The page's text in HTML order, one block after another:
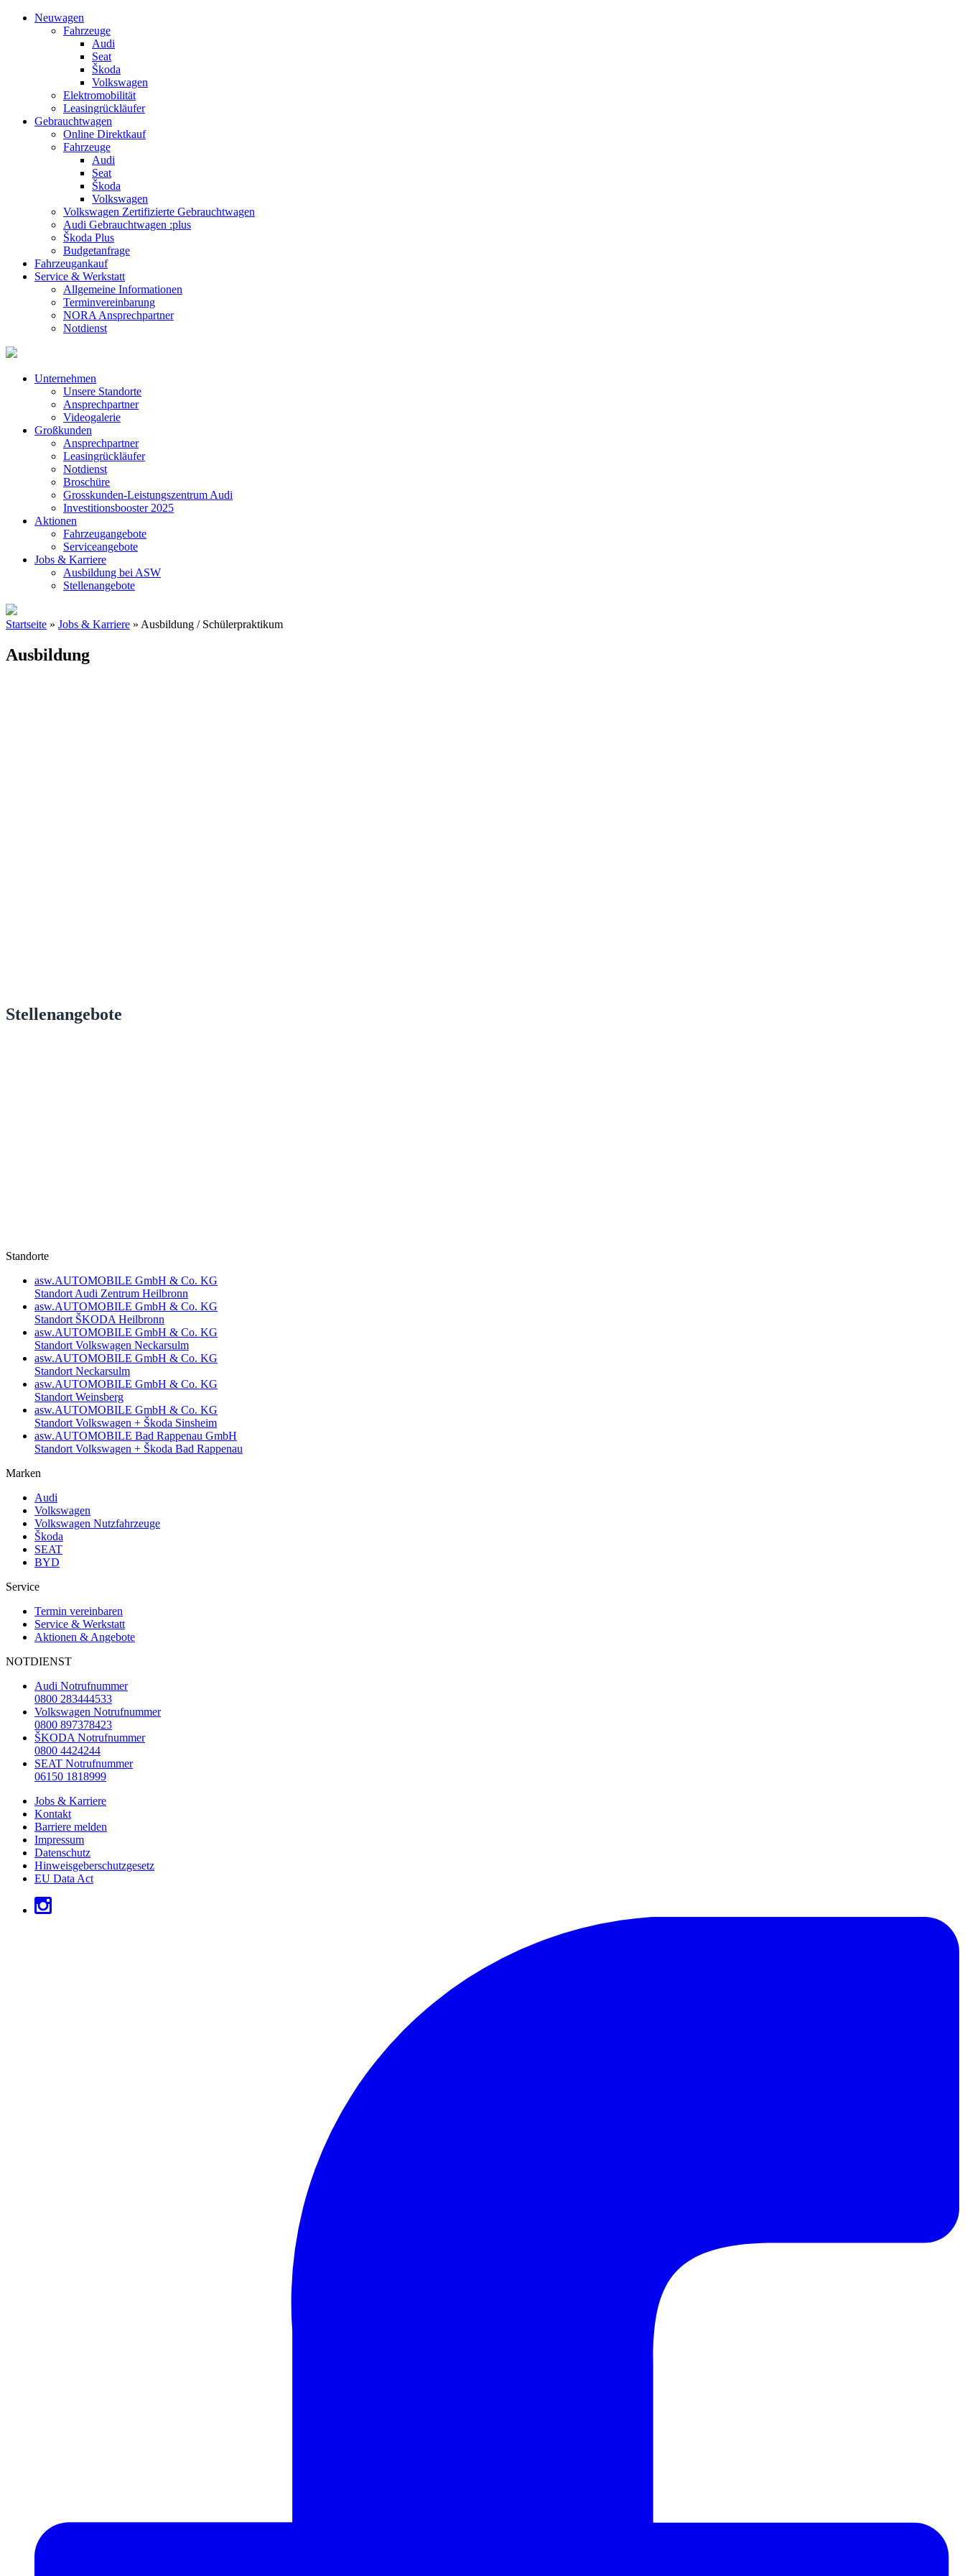
Neuwagen
Fahrzeuge
Audi
Seat
Škoda
Volkswagen
Elektromobilität
Leasingrückläufer
Gebrauchtwagen
Online Direktkauf
Fahrzeuge
Audi
Seat
Škoda
Volkswagen
Volkswagen Zertifizierte Gebrauchtwagen
Audi Gebrauchtwagen :plus
Škoda Plus
Budgetanfrage
Fahrzeugankauf
Service & Werkstatt
Allgemeine Informationen
Terminvereinbarung
NORA Ansprechpartner
Notdienst
Unternehmen
Unsere Standorte
Ansprechpartner
Videogalerie
Großkunden
Ansprechpartner
Leasingrückläufer
Notdienst
Broschüre
Grosskunden-Leistungszentrum Audi
Investitionsbooster 2025
Aktionen
Fahrzeugangebote
Serviceangebote
Jobs & Karriere
Ausbildung bei ASW
Stellenangebote
Startseite » Jobs & Karriere » Ausbildung / Schülerpraktikum
Ausbildung
Stellenangebote
Standorte
asw.AUTOMOBILE GmbH & Co. KG
Standort Audi Zentrum Heilbronn
asw.AUTOMOBILE GmbH & Co. KG
Standort ŠKODA Heilbronn
asw.AUTOMOBILE GmbH & Co. KG
Standort Volkswagen Neckarsulm
asw.AUTOMOBILE GmbH & Co. KG
Standort Neckarsulm
asw.AUTOMOBILE GmbH & Co. KG
Standort Weinsberg
asw.AUTOMOBILE GmbH & Co. KG
Standort Volkswagen + Škoda Sinsheim
asw.AUTOMOBILE Bad Rappenau GmbH
Standort Volkswagen + Škoda Bad Rappenau
Marken
Audi
Volkswagen
Volkswagen Nutzfahrzeuge
Škoda
SEAT
BYD
Service
Termin vereinbaren
Service & Werkstatt
Aktionen & Angebote
NOTDIENST
Audi Notrufnummer
0800 283444533
Volkswagen Notrufnummer
0800 897378423
ŠKODA Notrufnummer
0800 4424244
SEAT Notrufnummer
06150 1818999
Jobs & Karriere
Kontakt
Barriere melden
Impressum
Datenschutz
Hinweisgeberschutzgesetz
EU Data Act